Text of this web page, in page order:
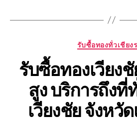
รับซื้อทองทั่วเชียง
รับซื้อทองเวียง
สูง บริการถึงที่
เวียงชัย จังหวั